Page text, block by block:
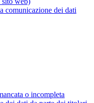
comunicazione dei dati
o incompleta